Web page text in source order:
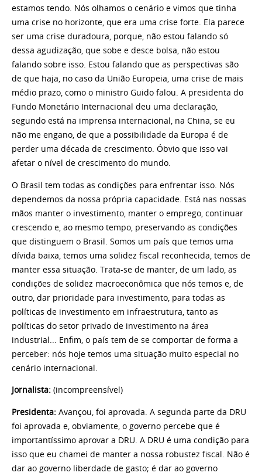
estamos tendo. Nós olhamos o cenário e vimos que tinha
uma crise no horizonte, que era uma crise forte. Ela parece
ser uma crise duradoura, porque, não estou falando só
dessa agudização, que sobe e desce bolsa, não estou
falando sobre isso. Estou falando que as perspectivas são
de que haja, no caso da União Europeia, uma crise de mais
médio prazo, como o ministro Guido falou. A presidenta do
Fundo Monetário Internacional deu uma declaração,
segundo está na imprensa internacional, na China, se eu
não me engano, de que a possibilidade da Europa é de
perder uma década de crescimento. Óbvio que isso vai
afetar o nível de crescimento do mundo.
O Brasil tem todas as condições para enfrentar isso. Nós
dependemos da nossa própria capacidade. Está nas nossas
mãos manter o investimento, manter o emprego, continuar
crescendo e, ao mesmo tempo, preservando as condições
que distinguem o Brasil. Somos um país que temos uma
dívida baixa, temos uma solidez fiscal reconhecida, temos de
manter essa situação. Trata-se de manter, de um lado, as
condições de solidez macroeconômica que nós temos e, de
outro, dar prioridade para investimento, para todas as
políticas de investimento em infraestrutura, tanto as
políticas do setor privado de investimento na área
industrial... Enfim, o país tem de se comportar de forma a
perceber: nós hoje temos uma situação muito especial no
cenário internacional.
Jornalista: (incompreensível)
Presidenta: Avançou, foi aprovada. A segunda parte da DRU
foi aprovada e, obviamente, o governo percebe que é
importantíssimo aprovar a DRU. A DRU é uma condição para
isso que eu chamei de manter a nossa robustez fiscal. Não é
dar ao governo liberdade de gasto; é dar ao governo